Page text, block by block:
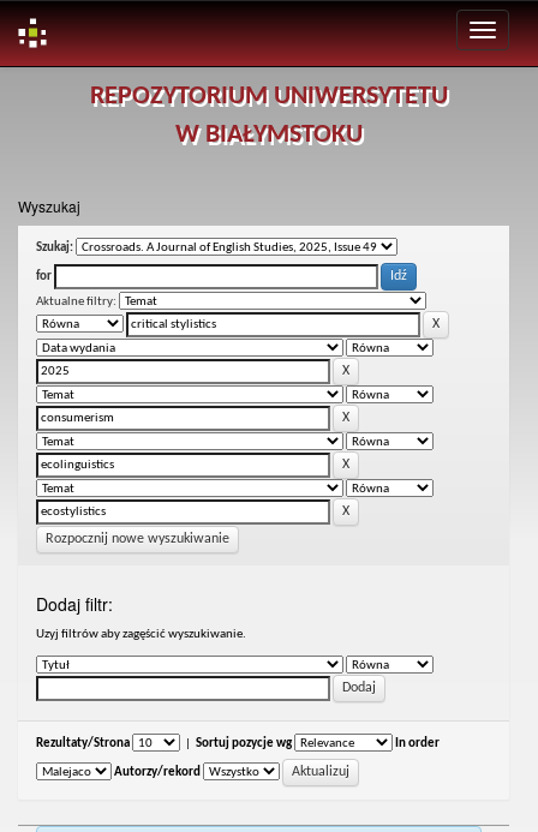
REPOZYTORIUM UNIWERSYTETU
W BIAŁYMSTOKU
Wyszukaj
Szukaj:
for
Aktualne filtry:
Rozpocznij nowe wyszukiwanie
Dodaj filtr:
Uzyj filtrów aby zagęścić wyszukiwanie.
Rezultaty/Strona Sortuj pozycje wg In order
Autorzy/rekord